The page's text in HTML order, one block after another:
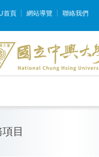
首頁 網站導覽 聯絡我們
目